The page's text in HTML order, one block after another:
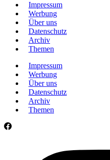
Impressum
Werbung
Über uns
Datenschutz
Archiv
Themen
Impressum
Werbung
Über uns
Datenschutz
Archiv
Themen